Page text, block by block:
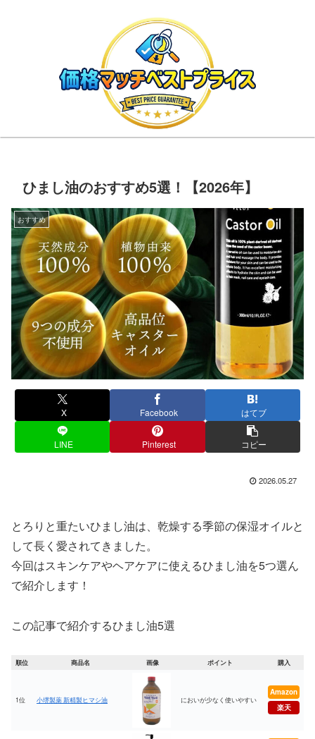
ひまし油のおすすめ5選！【2026年】
おすすめ
X Facebook はてブ
LINE Pinterest コピー
2026.05.27
とろりと重たいひまし油は、乾燥する季節の保湿オイルと
して長く愛されてきました。
今回はスキンケアやヘアケアに使えるひまし油を5つ選ん
で紹介します！
この記事で紹介するひまし油5選
順位 商品名 画像 ポイント 購入
1位 小堺製薬 新精製ヒマシ油 においが少なく使いやすい
Amazon
楽天